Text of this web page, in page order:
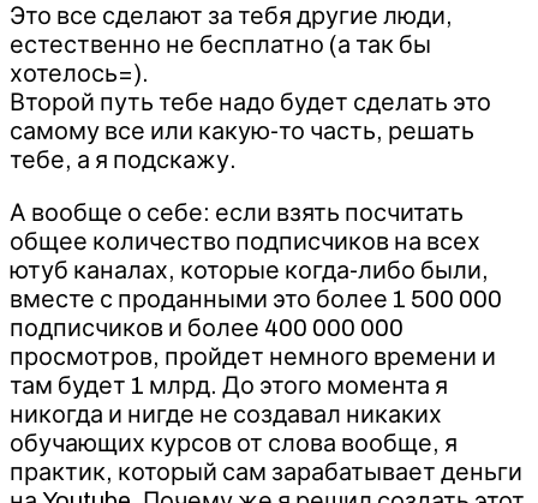
Это все сделают за тебя другие люди,
естественно не бесплатно (а так бы
хотелось=).
Второй путь тебе надо будет сделать это
самому все или какую-то часть, решать
тебе, а я подскажу.
А вообще о себе: если взять посчитать
общее количество подписчиков на всех
ютуб каналах, которые когда-либо были,
вместе с проданными это более 1 500 000
подписчиков и более 400 000 000
просмотров, пройдет немного времени и
там будет 1 млрд. До этого момента я
никогда и нигде не создавал никаких
обучающих курсов от слова вообще, я
практик, который сам зарабатывает деньги